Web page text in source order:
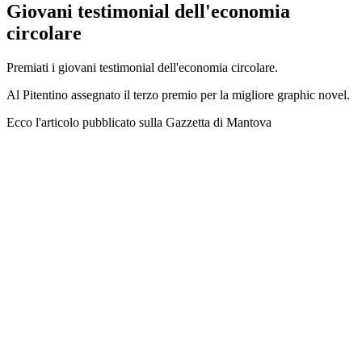
Giovani testimonial dell'economia
circolare
Premiati i giovani testimonial dell'economia circolare.
Al Pitentino assegnato il terzo premio per la migliore graphic novel.
Ecco l'articolo pubblicato sulla Gazzetta di Mantova